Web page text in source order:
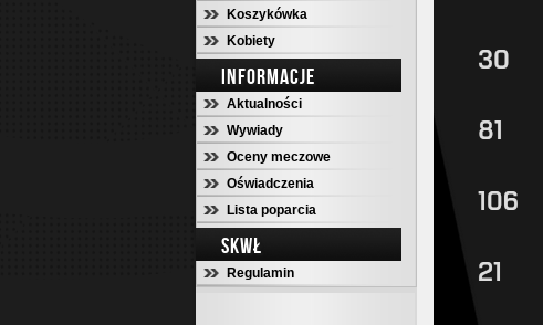
Koszykówka
Kobiety
INFORMACJE
Aktualności
Wywiady
Oceny meczowe
Oświadczenia
Lista poparcia
SKWŁ
Regulamin